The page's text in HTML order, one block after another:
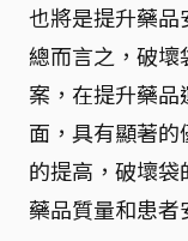
也將是提升藥品
總而言之，破
案，在提升藥
面，具有顯著
的提高，破壞
藥品質量和患者